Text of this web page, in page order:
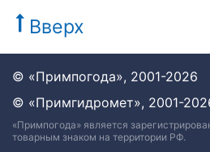
Вверх
© «Примпогода», 2001-2026
© «Примгидромет», 2001-
«Примпогода» является
товарным знаком на территории РФ.